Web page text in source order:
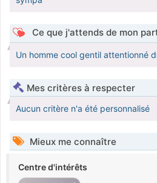
Ce que j'attends de mon
Un homme cool gentil attentionné
Mes critères à respecter
Aucun critère n'a été personnalisé
Mieux me connaître
Centre d'intérêts